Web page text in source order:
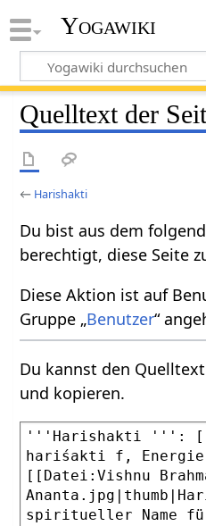
Yogawiki
Quelltext der
← Harishakti
Du bist aus dem
berechtigt, diese Seite
Diese Aktion ist auf
Gruppe „Benutzer“
Du kannst den
und kopieren.